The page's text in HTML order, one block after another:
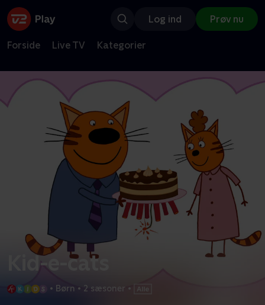
Log ind Prøv nu
Forside Live TV Kategorier
Kid-e-cats
• Børn • 2 sæsoner •